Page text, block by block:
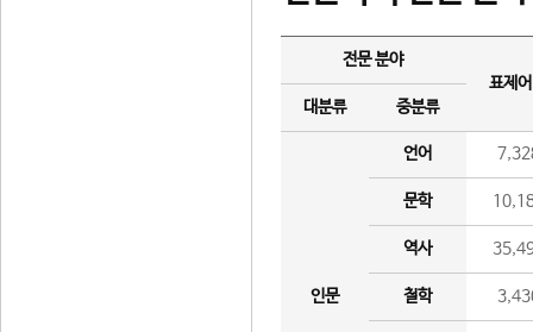
전문 분야
표제
대분류
중분류
인문
언어
문학
역사
철학